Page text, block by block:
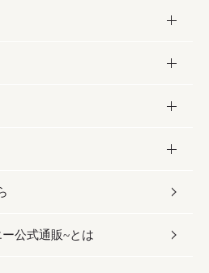
子
クテル
公式通販~とは